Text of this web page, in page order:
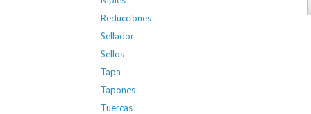
Reducciones
Sellador
Sellos
Tapa
Tapones
Tuercas